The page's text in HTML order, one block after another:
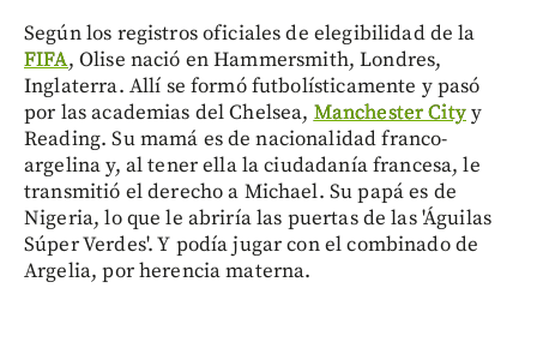
Según los registros oficiales de elegibilidad de la
FIFA, Olise nació en Hammersmith, Londres,
Inglaterra. Allí se formó futbolísticamente y pasó
por las academias del Chelsea, Manchester Cityy
Reading. Su mamá es de nacionalidad franco-
argelina y, al tener ella la ciudadanía francesa, le
transmitió el derecho a Michael. Su papá es de
Nigeria, lo que le abriría las puertas de las 'Águilas
Súper Verdes'. Y podía jugar con el combinado de
Argelia, por herencia materna.